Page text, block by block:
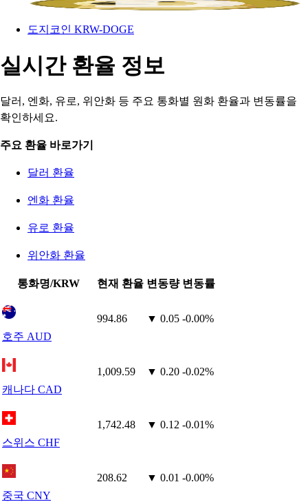
도지코인 KRW-DOGE
실시간 환율 정보
달러, 엔화, 유로, 위안화 등 주요 통화별 원화 환율과 변동률을
확인하세요.
주요 환율 바로가기
달러 환율
엔화 환율
유로 환율
위안화 환율
통화명/KRW 현재 환율 변동량 변동률
호주 AUD
994.86 ▼ 0.05 -0.00%
캐나다 CAD
1,009.59 ▼ 0.20 -0.02%
스위스 CHF
1,742.48 ▼ 0.12 -0.01%
중국 CNY
208.62 ▼ 0.01 -0.00%